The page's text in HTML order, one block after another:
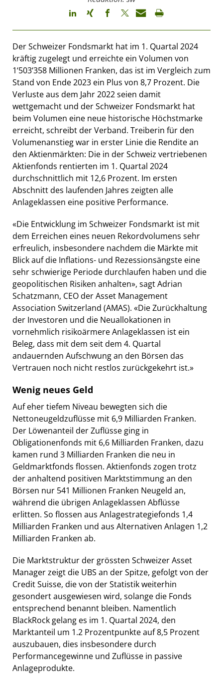
Der Schweizer Fondsmarkt hat im 1. Quartal 2024
kräftig zugelegt und erreichte ein Volumen von
1‘503‘358 Millionen Franken, das ist im Vergleich zum
Stand von Ende 2023 ein Plus von 8,7 Prozent. Die
Verluste aus dem Jahr 2022 seien damit
wettgemacht und der Schweizer Fondsmarkt hat
beim Volumen eine neue historische Höchstmarke
erreicht, schreibt der Verband. Treiberin für den
Volumenanstieg war in erster Linie die Rendite an
den Aktienmärkten: Die in der Schweiz vertriebenen
Aktienfonds rentierten im 1. Quartal 2024
durchschnittlich mit 12,6 Prozent. Im ersten
Abschnitt des laufenden Jahres zeigten alle
Anlageklassen eine positive Performance.
«Die Entwicklung im Schweizer Fondsmarkt ist mit
dem Erreichen eines neuen Rekordvolumens sehr
erfreulich, insbesondere nachdem die Märkte mit
Blick auf die Inflations- und Rezessionsängste eine
sehr schwierige Periode durchlaufen haben und die
geopolitischen Risiken anhalten», sagt Adrian
Schatzmann, CEO der Asset Management
Association Switzerland (AMAS). «Die Zurückhaltung
der Investoren und die Neuallokationen in
vornehmlich risikoärmere Anlageklassen ist ein
Beleg, dass mit dem seit dem 4. Quartal
andauernden Aufschwung an den Börsen das
Vertrauen noch nicht restlos zurückgekehrt ist.»
Wenig neues Geld
Auf eher tiefem Niveau bewegten sich die
Nettoneugeldzuflüsse mit 6,9 Milliarden Franken.
Der Löwenanteil der Zuflüsse ging in
Obligationenfonds mit 6,6 Milliarden Franken, dazu
kamen rund 3 Milliarden Franken die neu in
Geldmarktfonds flossen. Aktienfonds zogen trotz
der anhaltend positiven Marktstimmung an den
Börsen nur 541 Millionen Franken Neugeld an,
während die übrigen Anlageklassen Abflüsse
erlitten. So flossen aus Anlagestrategiefonds 1,4
Milliarden Franken und aus Alternativen Anlagen 1,2
Milliarden Franken ab.
Die Marktstruktur der grössten Schweizer Asset
Manager zeigt die UBS an der Spitze, gefolgt von der
Credit Suisse, die von der Statistik weiterhin
gesondert ausgewiesen wird, solange die Fonds
entsprechend benannt bleiben. Namentlich
BlackRock gelang es im 1. Quartal 2024, den
Marktanteil um 1.2 Prozentpunkte auf 8,5 Prozent
auszubauen, dies insbesondere durch
Performancegewinne und Zuflüsse in passive
Anlageprodukte.